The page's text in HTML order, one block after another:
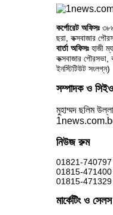
কর্পোরেট অফিসঃ
ছরা, কক্সবাজার
বার্তা অফিসঃহাজী
কক্সবাজার পৌরসভা,
ইনস্টিটিউট সংলগ্ন)
সম্পাদক ও সিইও
মুহাম্মদ ছলিম
নিউজ রুম
01821-740797
01815-471400
01815-471329
মার্কেটিং ও সেলস